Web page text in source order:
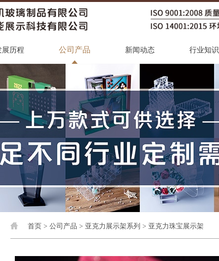
展历程 公司产品 新闻动态 行业知识
首页 > 公司产品 > 亚克力展示架系列 > 亚克力珠宝展示架